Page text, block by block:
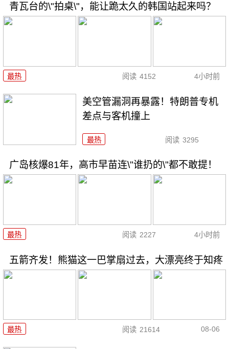
青瓦台的\"拍桌\"，能让跪太久的韩国站起来吗？
最热 阅读 4152 4小时前
美空管漏洞再暴露！特朗普专机
差点与客机撞上
最热 阅读 3295
广岛核爆81年，高市早苗连\"谁扔的\"都不敢提！
最热 阅读 2227 4小时前
五箭齐发！熊猫这一巴掌扇过去，大漂亮终于知疼
最热 阅读 21614 08-06